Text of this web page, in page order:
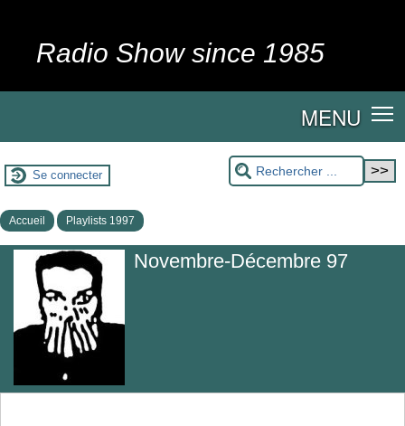
Radio Show since 1985
MENU
Se connecter
Accueil Playlists 1997
Novembre-Décembre 97